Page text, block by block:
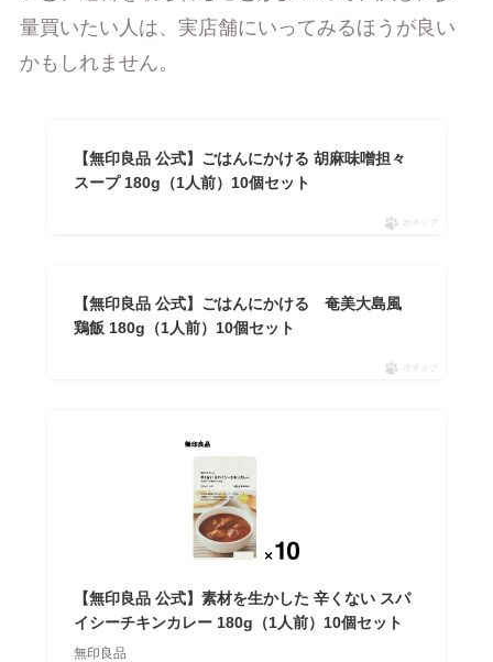
量買いたい人は、実店舗にいってみるほうが良い
かもしれません。
【無印良品 公式】ごはんにかける 胡麻味噌担々
スープ 180g（1人前）10個セット
ポチップ
【無印良品 公式】ごはんにかける 奄美大島風
鶏飯 180g（1人前）10個セット
ポチップ
【無印良品 公式】素材を生かした 辛くない スパ
イシーチキンカレー 180g（1人前）10個セット
無印良品